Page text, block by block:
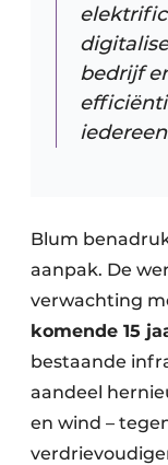
bedrijf
Blum
aanpak. De
verwachting
komende 15
bestaande
aandeel
en wind –